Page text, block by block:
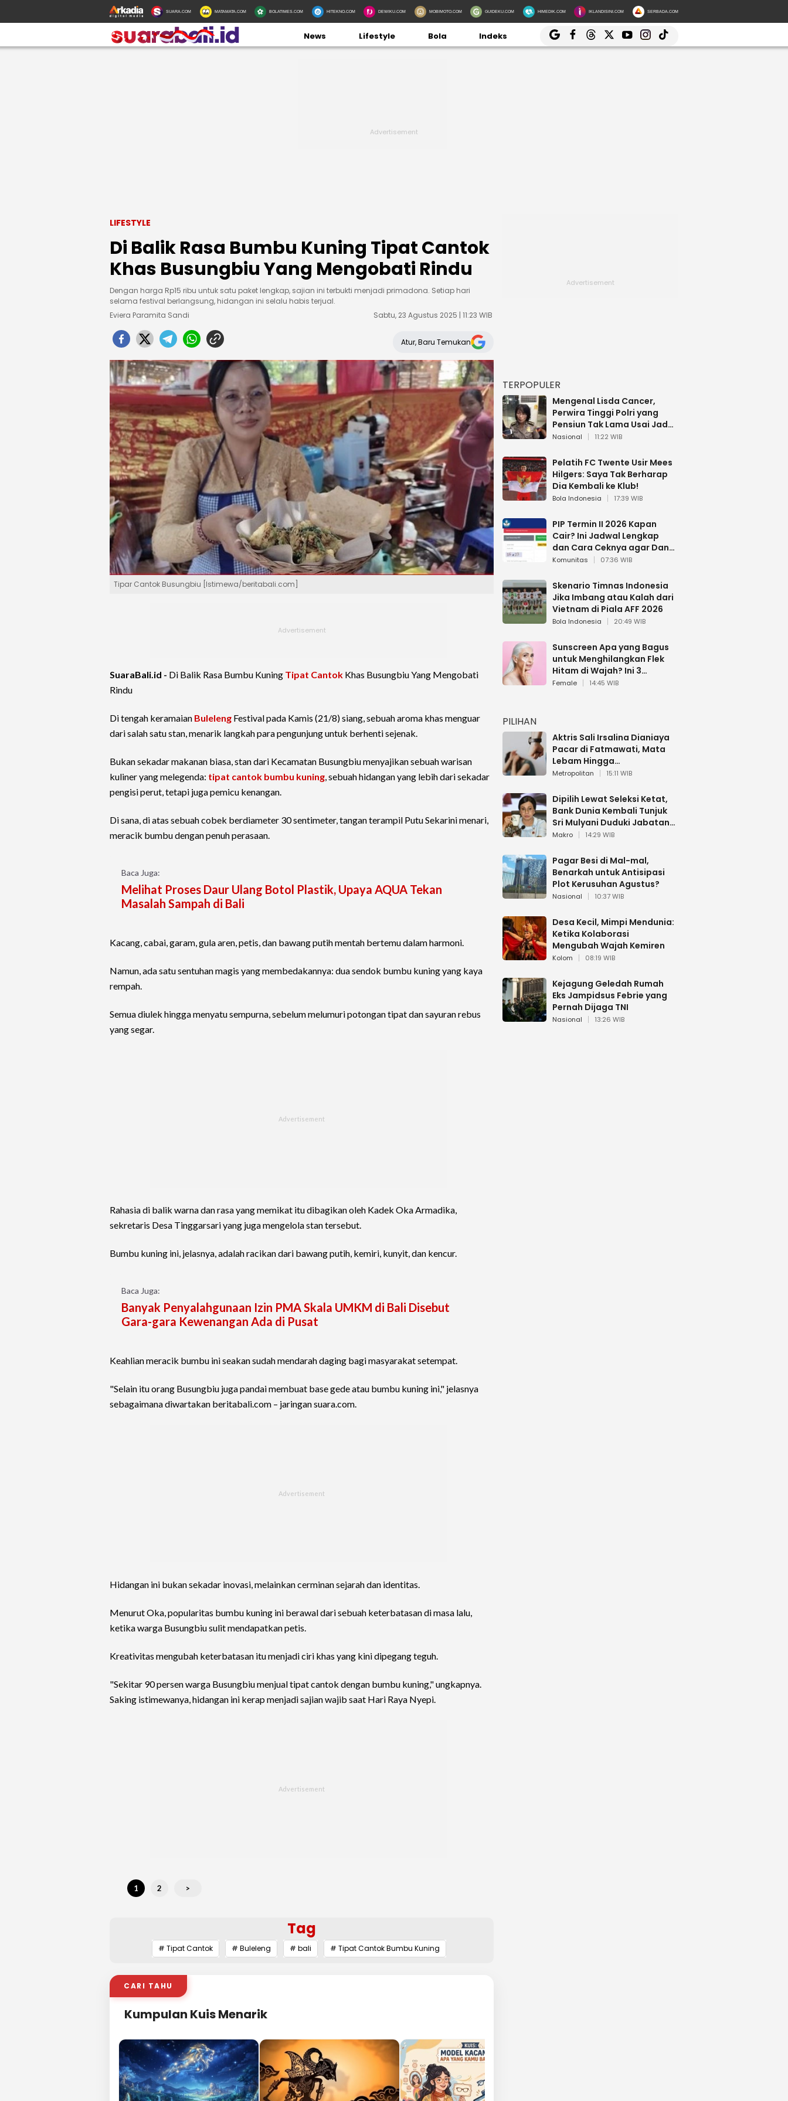
SUARA.COM MATAMATA.COM BOLATIMES.COM HITEKNO.COM DEWIKU.COM MOBIMOTO.COM GUIDEKU.COM HIMEDIK.COM IKLANDISINI.COM SERBADA.COM
News Lifestyle Bola Indeks
LIFESTYLE
Di Balik Rasa Bumbu Kuning Tipat Cantok
Khas Busungbiu Yang Mengobati Rindu
Dengan harga Rp15 ribu untuk satu paket lengkap, sajian ini terbukti menjadi primadona. Setiap hari
selama festival berlangsung, hidangan ini selalu habis terjual.
Eviera Paramita Sandi
Sabtu, 23 Agustus 2025 | 11:23 WIB
Atur, Baru Temukan
Tipar Cantok Busungbiu [Istimewa/beritabali.com]
SuaraBali.id - Di Balik Rasa Bumbu Kuning Tipat Cantok Khas Busungbiu Yang Mengobati
Rindu
Di tengah keramaian Buleleng Festival pada Kamis (21/8) siang, sebuah aroma khas menguar
dari salah satu stan, menarik langkah para pengunjung untuk berhenti sejenak.
Bukan sekadar makanan biasa, stan dari Kecamatan Busungbiu menyajikan sebuah warisan
kuliner yang melegenda: tipat cantok bumbu kuning, sebuah hidangan yang lebih dari sekadar
pengisi perut, tetapi juga pemicu kenangan.
Di sana, di atas sebuah cobek berdiameter 30 sentimeter, tangan terampil Putu Sekarini menari,
meracik bumbu dengan penuh perasaan.
Baca Juga:
Melihat Proses Daur Ulang Botol Plastik, Upaya AQUA Tekan
Masalah Sampah di Bali
Kacang, cabai, garam, gula aren, petis, dan bawang putih mentah bertemu dalam harmoni.
Namun, ada satu sentuhan magis yang membedakannya: dua sendok bumbu kuning yang kaya
rempah.
Semua diulek hingga menyatu sempurna, sebelum melumuri potongan tipat dan sayuran rebus
yang segar.
Rahasia di balik warna dan rasa yang memikat itu dibagikan oleh Kadek Oka Armadika,
sekretaris Desa Tinggarsari yang juga mengelola stan tersebut.
Bumbu kuning ini, jelasnya, adalah racikan dari bawang putih, kemiri, kunyit, dan kencur.
Baca Juga:
Banyak Penyalahgunaan Izin PMA Skala UMKM di Bali Disebut
Gara-gara Kewenangan Ada di Pusat
Keahlian meracik bumbu ini seakan sudah mendarah daging bagi masyarakat setempat.
"Selain itu orang Busungbiu juga pandai membuat base gede atau bumbu kuning ini," jelasnya
sebagaimana diwartakan beritabali.com – jaringan suara.com.
Hidangan ini bukan sekadar inovasi, melainkan cerminan sejarah dan identitas.
Menurut Oka, popularitas bumbu kuning ini berawal dari sebuah keterbatasan di masa lalu,
ketika warga Busungbiu sulit mendapatkan petis.
Kreativitas mengubah keterbatasan itu menjadi ciri khas yang kini dipegang teguh.
"Sekitar 90 persen warga Busungbiu menjual tipat cantok dengan bumbu kuning," ungkapnya.
Saking istimewanya, hidangan ini kerap menjadi sajian wajib saat Hari Raya Nyepi.
1 2 >
Tag
# Tipat Cantok # Buleleng # bali # Tipat Cantok Bumbu Kuning
CARI TAHU
Kumpulan Kuis Menarik
TERPOPULER
Mengenal Lisda Cancer,
Perwira Tinggi Polri yang
Pensiun Tak Lama Usai Jadi
Brigjen
Nasional 11:22 WIB
Pelatih FC Twente Usir Mees
Hilgers: Saya Tak Berharap
Dia Kembali ke Klub!
Bola Indonesia 17:39 WIB
PIP Termin II 2026 Kapan
Cair? Ini Jadwal Lengkap
dan Cara Ceknya agar Dana
Tidak Hangus!
Komunitas 07:36 WIB
Skenario Timnas Indonesia
Jika Imbang atau Kalah dari
Vietnam di Piala AFF 2026
Bola Indonesia 20:49 WIB
Sunscreen Apa yang Bagus
untuk Menghilangkan Flek
Hitam di Wajah? Ini 3
Rekomendasi sesuai Review
Female 14:45 WIB
PILIHAN
Aktris Sali Irsalina Dianiaya
Pacar di Fatmawati, Mata
Lebam Hingga
Diselamatkan Polantas
Metropolitan 15:11 WIB
Dipilih Lewat Seleksi Ketat,
Bank Dunia Kembali Tunjuk
Sri Mulyani Duduki Jabatan
Strategis
Makro 14:29 WIB
Pagar Besi di Mal-mal,
Benarkah untuk Antisipasi
Plot Kerusuhan Agustus?
Nasional 10:37 WIB
Desa Kecil, Mimpi Mendunia:
Ketika Kolaborasi
Mengubah Wajah Kemiren
Kolom 08:19 WIB
Kejagung Geledah Rumah
Eks Jampidsus Febrie yang
Pernah Dijaga TNI
Nasional 13:26 WIB